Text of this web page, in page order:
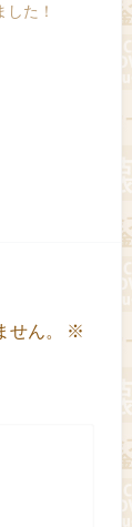
た！
ん。
※